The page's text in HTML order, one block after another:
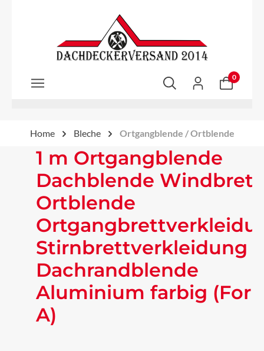
Zum Hauptinhalt springen
0
Home Bleche Ortgangblende / Ortblende
1 m Ortgangblende
Dachblende Windbrett
Ortblende
Stirnbrettverkleidung
Dachrandblende
Aluminium farbig
A)